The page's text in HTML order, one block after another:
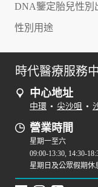
DNA鑒定胎兒性別
性別用途
時代醫療服務
中心地址
中環 • 尖沙咀 •
營業時間
星期一至六
09:00-13:30, 14:30-
星期日及公眾假期休